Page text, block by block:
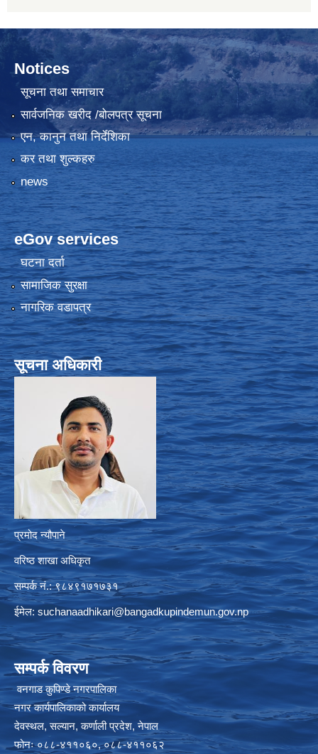
Notices
सूचना तथा समाचार
सार्वजनिक खरीद /बोलपत्र सूचना
एन, कानुन तथा निर्देशिका
कर तथा शुल्कहरु
news
eGov services
घटना दर्ता
सामाजिक सुरक्षा
नागरिक वडापत्र
सूचना अधिकारी
प्रमोद न्यौपाने
वरिष्ठ शाखा अधिकृत
सम्पर्क नं.: ९८४९१७१७३१
ईमेल: suchanaadhikari@bangadkupindemun.gov.np
सम्पर्क विवरण
वनगाड कुपिण्डे नगरपालिका
नगर कार्यपालिकाको कार्यालय
देवस्थल, सल्यान, कर्णाली प्रदेश, नेपाल
फोनः ०८८-४११०६०, ०८८-४११०६२